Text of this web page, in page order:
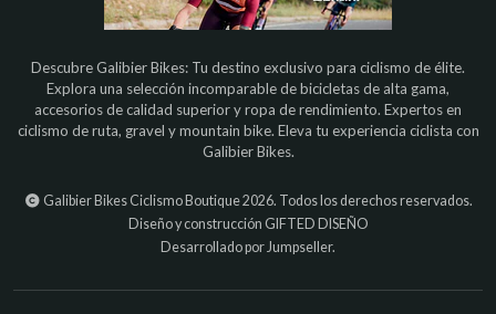
Descubre Galibier Bikes: Tu destino exclusivo para ciclismo de élite.
Explora una selección incomparable de bicicletas de alta gama,
accesorios de calidad superior y ropa de rendimiento. Expertos en
ciclismo de ruta, gravel y mountain bike. Eleva tu experiencia ciclista con
Galibier Bikes.
Galibier Bikes Ciclismo Boutique 2026. Todos los derechos reservados.
Diseño y construcción GIFTED DISEÑO
Desarrollado por Jumpseller.